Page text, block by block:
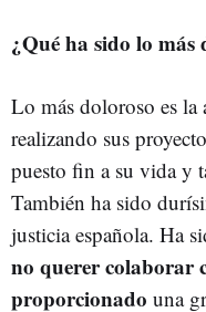
¿Qué ha sido lo más
Lo más doloroso es la
realizando sus
puesto fin a su vida y
También ha sido
justicia española. Ha
no querer colaborar
proporcionado una